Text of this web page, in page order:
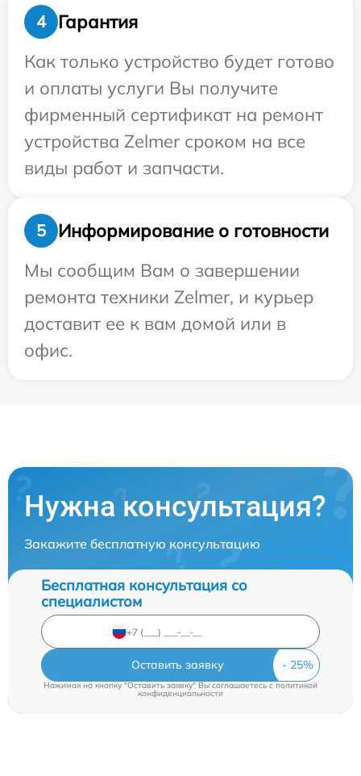
4
Гарантия
Как только устройство будет готово
и оплаты услуги Вы получите
фирменный сертификат на ремонт
устройства Zelmer сроком на все
виды работ и запчасти.
5
Информирование о готовности
Мы сообщим Вам о завершении
ремонта техники Zelmer, и курьер
доставит ее к вам домой или в
офис.
Нужна консультация?
Закажите бесплатную консультацию
Бесплатная консультация со
специалистом
Оставить заявку
Нажимая на кнопку "Оставить заявку" Вы соглашаетесь c политикой
конфиденциальности